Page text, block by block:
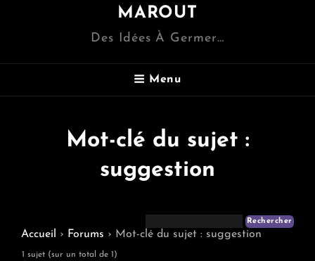
MAROUT
Des Idées À Germer…
Menu
Mot-clé du sujet :
suggestion
Accueil › Forums › Mot-clé du sujet : suggestion
1 sujet (sur un total de 1)